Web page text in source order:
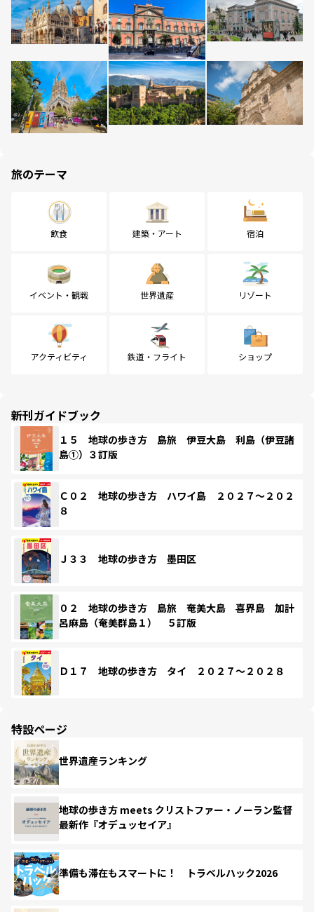
旅のテーマ
飲食 建築・アート 宿泊
イベント・観戦 世界遺産 リゾート
アクティビティ 鉄道・フライト ショップ
新刊ガイドブック
１５ 地球の歩き方 島旅 伊豆大島 利島（伊豆諸
島①）３訂版
Ｃ０２ 地球の歩き方 ハワイ島 ２０２７～２０２
８
Ｊ３３ 地球の歩き方 墨田区
０２ 地球の歩き方 島旅 奄美大島 喜界島 加計
呂麻島（奄美群島１） ５訂版
Ｄ１７ 地球の歩き方 タイ ２０２７～２０２８
特設ページ
世界遺産ランキング
地球の歩き方 meets クリストファー・ノーラン監督
最新作『オデュッセイア』
準備も滞在もスマートに！ トラベルハック2026